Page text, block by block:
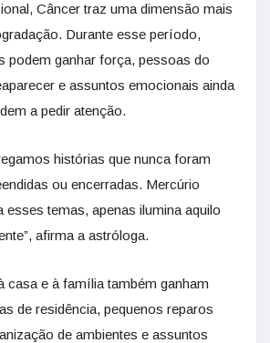
Câncer traz uma dimensão mais
Durante esse período,
podem ganhar força, pessoas do
e assuntos emocionais ainda
a pedir atenção.
histórias que nunca foram
ou encerradas. Mercúrio
esses temas, apenas ilumina aquilo
afirma a astróloga.
casa e à família também ganham
de residência, pequenos reparos
de ambientes e assuntos